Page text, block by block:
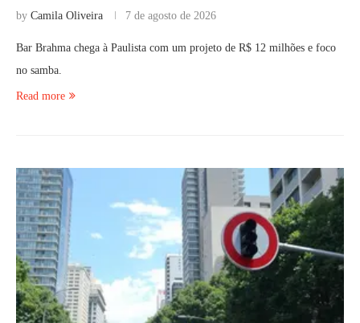
by Camila Oliveira 7 de agosto de 2026
Bar Brahma chega à Paulista com um projeto de R$ 12 milhões e foco
no samba.
Read more